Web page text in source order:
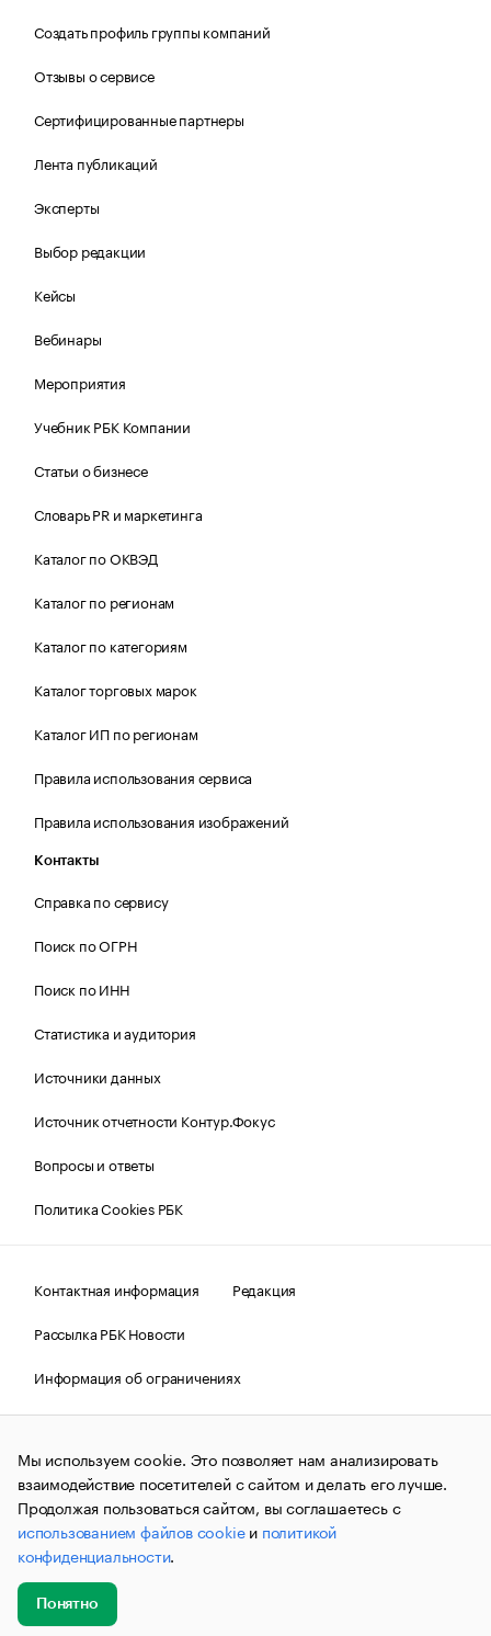
Создать профиль группы компаний
Отзывы о сервисе
Сертифицированные партнеры
Лента публикаций
Эксперты
Выбор редакции
Кейсы
Вебинары
Мероприятия
Учебник РБК Компании
Статьи о бизнесе
Словарь PR и маркетинга
Каталог по ОКВЭД
Каталог по регионам
Каталог по категориям
Каталог торговых марок
Каталог ИП по регионам
Правила использования сервиса
Правила использования изображений
Контакты
Справка по сервису
Поиск по ОГРН
Поиск по ИНН
Статистика и аудитория
Источники данных
Источник отчетности Контур.Фокус
Вопросы и ответы
Политика Cookies РБК
Контактная информация
Редакция
Рассылка РБК Новости
Информация об ограничениях
Правовая информация
О соблюдении авторских прав
© АО «РОСБИЗНЕСКОНСАЛТИНГ»,1995–2026.Сообщения
и материалы информационного агентства «РБК»
(зарегистрировано Федеральной службой по надзору в сфере
связи, информационных технологий и массовых
коммуникаций (Роскомнадзор) 09.12.2015 за номером ИА
№ФС77-63848) сопровождаются пометкой «РБК». Отдельные
публикации могут содержать информацию,
не предназначенную для пользователей
до 18 лет.
Мы используем cookie. Это позволяет нам анализировать
взаимодействие посетителей с сайтом и делать его лучше.
Продолжая пользоваться сайтом, вы соглашаетесь с
использованием файлов cookieи политикой
конфиденциальности.
Понятно